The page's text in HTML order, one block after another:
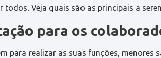
Veja quais são as principais a
para os
para realizar as suas funções, menores